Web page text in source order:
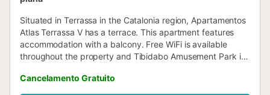
Situated in Terrassa in the Catalonia region, Apartamentos
Atlas Terrassa V has a terrace. This apartment features
accommodation with a balcony. Free WiFi is available
throughout the property and Tibidabo Amusement Park is
Cancelamento Gratuito